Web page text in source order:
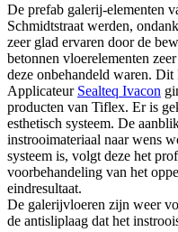
De prefab galerij-elementen
Schmidtstraat werden,
zeer glad ervaren door de
betonnen vloerelementen
deze onbehandeld waren.
Applicateur Sealteq Ivacon
producten van Tiflex. Er is
esthetisch systeem. De
instrooimateriaal naar wens
systeem is, volgt deze het
voorbehandeling van het
eindresultaat.
De galerijvloeren zijn weer
de antisliplaag dat het